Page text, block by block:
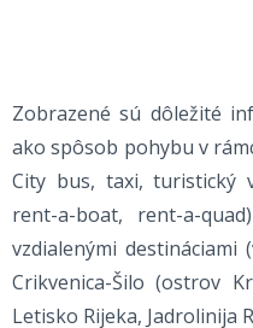
Zobrazené sú dôležité
ako spôsob pohybu v
City bus, taxi, turistický
rent-a-boat, rent-a-
vzdialenými destináciami
Crikvenica-Šilo (ostrov
Letisko Rijeka, Jadrolinija